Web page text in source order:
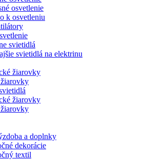
osvetlenie
k osvetleniu
svietidlá
svietidlá na elektrinu
žiarovky
žiarovky
a doplnky
dekorácie
textil